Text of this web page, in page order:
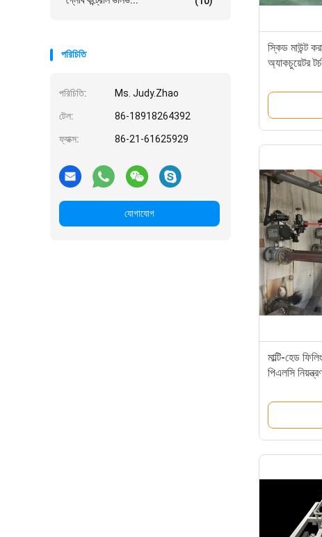
পরিচিতি
পরিচিতি: Ms. Judy.Zhao
টেল: 86-18918264392
ফ্যাক্স: 86-21-61625929
যোগাযোগ
স্কিড মাউন্ট
অ্যাকচুয়েটর
ভালভ
মাল্টি-হেড
পিএলসি